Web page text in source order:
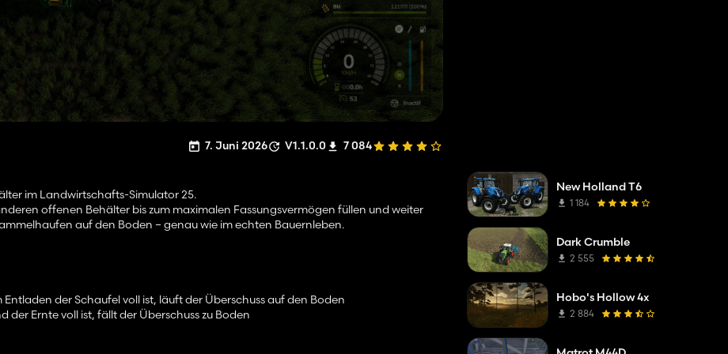
7. Juni 2026 V1.1.0.0 7 084
im Landwirtschafts-Simulator 25.
offenen Behälter bis zum maximalen Fassungsvermögen füllen und weiter
auf den Boden – genau wie im echten Bauernleben.
der Schaufel voll ist, läuft der Überschuss auf den Boden
Ernte voll ist, fällt der Überschuss zu Boden
New Holland T6
1 184
Dark Crumble
2 555
Hobo's Hollow 4x
2 884